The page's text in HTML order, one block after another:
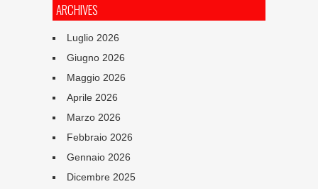
ARCHIVES
Luglio 2026
Giugno 2026
Maggio 2026
Aprile 2026
Marzo 2026
Febbraio 2026
Gennaio 2026
Dicembre 2025